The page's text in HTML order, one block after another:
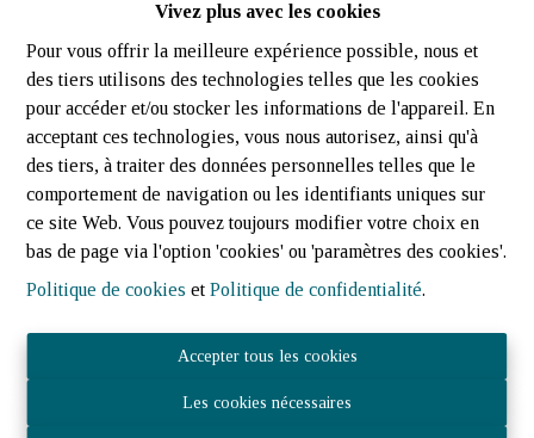
Vivez plus avec les cookies
Pour vous offrir la meilleure expérience possible, nous et
des tiers utilisons des technologies telles que les cookies
pour accéder et/ou stocker les informations de l'appareil. En
acceptant ces technologies, vous nous autorisez, ainsi qu'à
des tiers, à traiter des données personnelles telles que le
comportement de navigation ou les identifiants uniques sur
ce site Web. Vous pouvez toujours modifier votre choix en
bas de page via l'option 'cookies' ou 'paramètres des cookies'.
Politique de cookies etPolitique de confidentialité.
Accepter tous les cookies
Les cookies nécessaires
9696 Winseler (Luxembourg) | Ref: 599
1 30 m² 2.05 m²